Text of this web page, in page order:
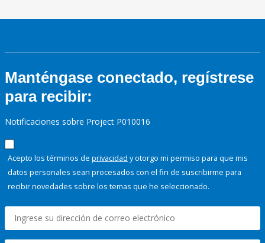
Manténgase conectado, regístrese
para recibir:
Notificaciones sobre Project P010016
Acepto los términos de privacidad y otorgo mi permiso para que mis
datos personales sean procesados con el fin de suscribirme para
recibir novedades sobre los temas que he seleccionado.